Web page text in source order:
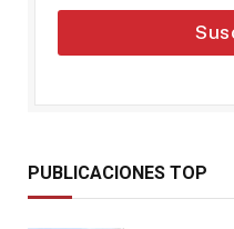
PUBLICACIONES TOP